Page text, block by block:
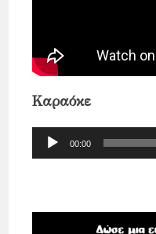
Καραόκε
Πρόγραμμα
Αναπαραγωγής
00:00